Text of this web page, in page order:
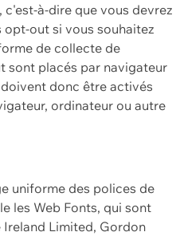
à-dire que vous devrez
out si vous souhaitez
de collecte de
sont placés par navigateur
donc être activés
ordinateur ou autre
uniforme des polices de
les Web Fonts, qui sont
Limited, Gordon